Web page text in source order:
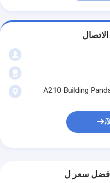
A210 Building
سعر ل